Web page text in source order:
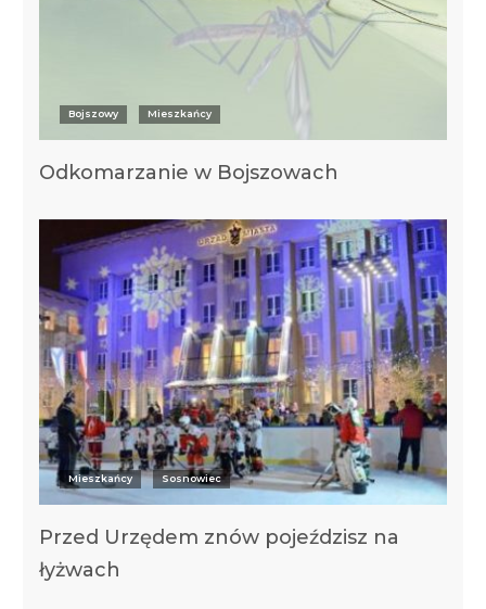
Bojszowy Mieszkańcy
Odkomarzanie w Bojszowach
Mieszkańcy Sosnowiec
Przed Urzędem znów pojeździsz na
łyżwach